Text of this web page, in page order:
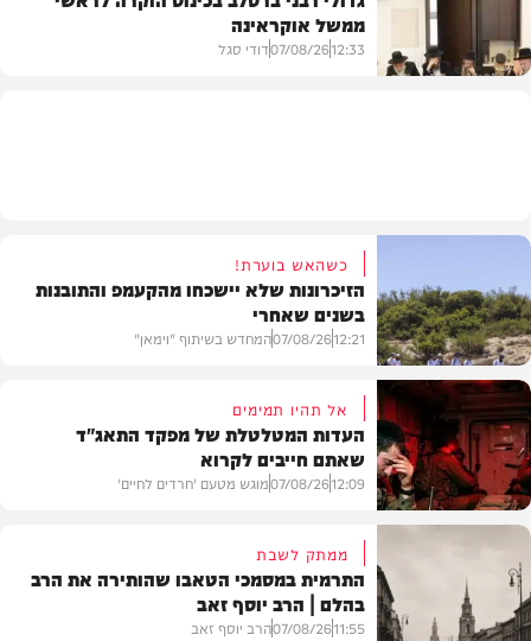
ממשל אוקראינה
12:33
07/08/26דודי סגל
וידאו
כשהאש בוערת!
הזיכרונות שלא יישכחו מהקעמפ והתובנות
בשנים שאחרי
12:21
07/08/26המחדש בשיתוף "וימאן"
דעות
אל תהיו תמימים
העדות המטלטלת של מפקד התאג"ד
שאתם חייבים לקרוא
12:09
07/08/26מוגש מטעם 'חרדים לחיים'
ממתק לשבת
התרמית במסמכי הטאבו שהותירה את הרב
בהלם | הרב יוסף זאב
11:55
07/08/26הרב יוסף זאב